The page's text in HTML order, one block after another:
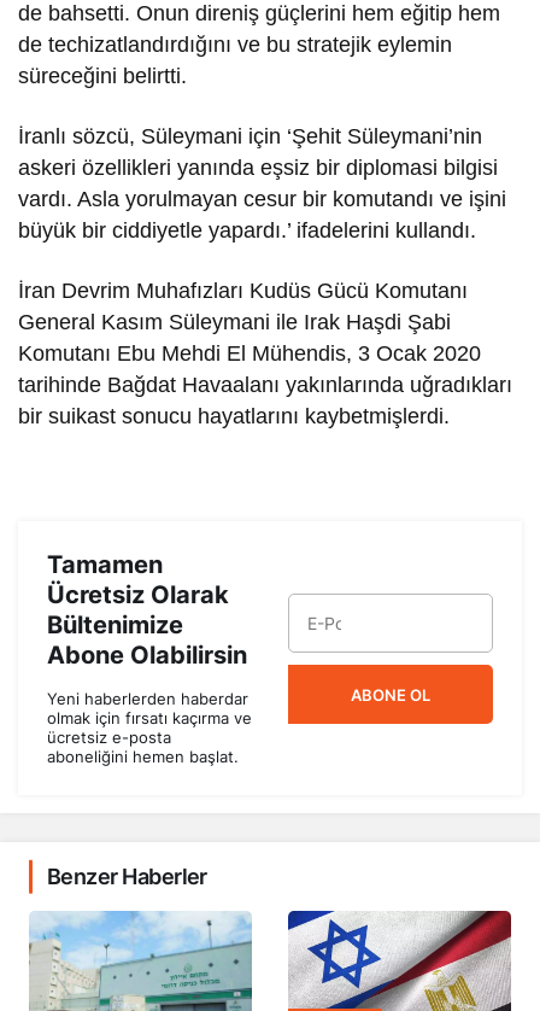
de bahsetti. Onun direniş güçlerini hem eğitip hem
de techizatlandırdığını ve bu stratejik eylemin
süreceğini belirtti.
İranlı sözcü, Süleymani için ‘Şehit Süleymani’nin
askeri özellikleri yanında eşsiz bir diplomasi bilgisi
vardı. Asla yorulmayan cesur bir komutandı ve işini
büyük bir ciddiyetle yapardı.’ ifadelerini kullandı.
İran Devrim Muhafızları Kudüs Gücü Komutanı
General Kasım Süleymani ile Irak Haşdi Şabi
Komutanı Ebu Mehdi El Mühendis, 3 Ocak 2020
tarihinde Bağdat Havaalanı yakınlarında uğradıkları
bir suikast sonucu hayatlarını kaybetmişlerdi.
Tamamen
Ücretsiz Olarak
Bültenimize
Abone Olabilirsin
Yeni haberlerden haberdar
olmak için fırsatı kaçırma ve
ücretsiz e-posta
aboneliğini hemen başlat.
ABONE OL
Benzer Haberler